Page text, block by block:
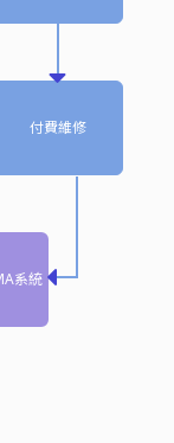
付費維修
系統